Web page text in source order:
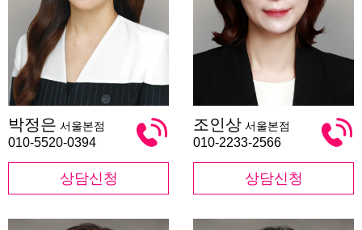
정
은
박정은 서울본점
010-5520-0394
상담신청
인
상
조인상 서울본점
010-2233-2566
상담신청